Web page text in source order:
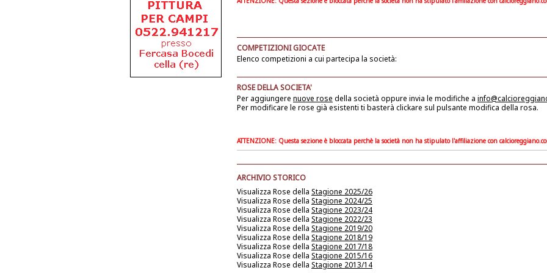
COMPETIZIONI GIOCATE
Elenco competizioni a cui partecipa la società:
ROSE DELLA SOCIETA'
Per aggiungere nuove rose della società oppure invia le modifiche a
Per modificare le rose già esistenti ti basterà clickare sul pulsante modifica della rosa.
ATTENZIONE: Questa sezione è bloccata perchè la società non ha stipulato l'affiliazione con
ARCHIVIO STORICO
Visualizza Rose della Stagione 2025/26
Visualizza Rose della Stagione 2024/25
Visualizza Rose della Stagione 2023/24
Visualizza Rose della Stagione 2022/23
Visualizza Rose della Stagione 2019/20
Visualizza Rose della Stagione 2018/19
Visualizza Rose della Stagione 2017/18
Visualizza Rose della Stagione 2015/16
Visualizza Rose della Stagione 2013/14